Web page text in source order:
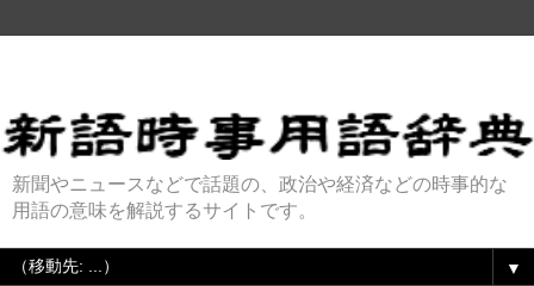
新聞やニュースなどで話題の、政治や経済などの時事的な
用語の意味を解説するサイトです。
▼